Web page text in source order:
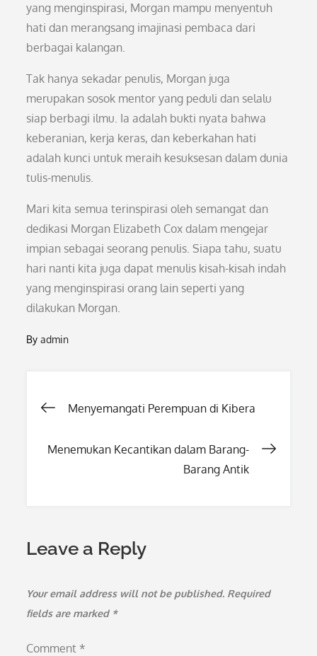
yang menginspirasi, Morgan mampu menyentuh
hati dan merangsang imajinasi pembaca dari
berbagai kalangan.
Tak hanya sekadar penulis, Morgan juga
merupakan sosok mentor yang peduli dan selalu
siap berbagi ilmu. Ia adalah bukti nyata bahwa
keberanian, kerja keras, dan keberkahan hati
adalah kunci untuk meraih kesuksesan dalam dunia
tulis-menulis.
Mari kita semua terinspirasi oleh semangat dan
dedikasi Morgan Elizabeth Cox dalam mengejar
impian sebagai seorang penulis. Siapa tahu, suatu
hari nanti kita juga dapat menulis kisah-kisah indah
yang menginspirasi orang lain seperti yang
dilakukan Morgan.
Byadmin
Post
navigation
Menyemangati Perempuan di Kibera
Menemukan Kecantikan dalam Barang-
Barang Antik
Leave a Reply
Your email address will not be published. Required
fields are marked *
Comment *